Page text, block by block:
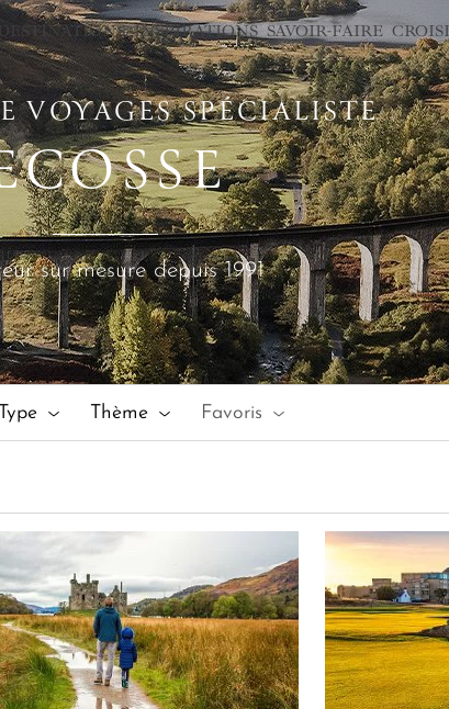
INSPIRATIONS SAVOIR-FAIRE
VOYAGES SPÉCIALISTE
sur mesure depuis 1991
Type Thème Favoris